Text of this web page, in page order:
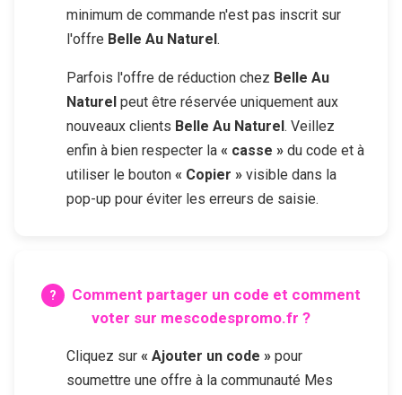
minimum de commande n'est pas inscrit sur
l'offre Belle Au Naturel.
Parfois l'offre de réduction chez Belle Au
Naturel peut être réservée uniquement aux
nouveaux clients Belle Au Naturel. Veillez
enfin à bien respecter la « casse » du code et à
utiliser le bouton « Copier » visible dans la
pop-up pour éviter les erreurs de saisie.
Comment partager un code et comment
voter sur mescodespromo.fr ?
Cliquez sur « Ajouter un code » pour
soumettre une offre à la communauté Mes